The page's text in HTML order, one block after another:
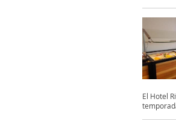
El Hotel